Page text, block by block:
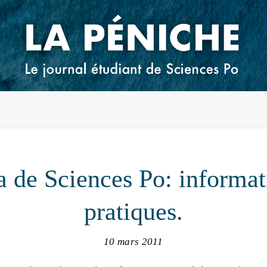
de Sciences Po:
pratiques.
10 mars 2011